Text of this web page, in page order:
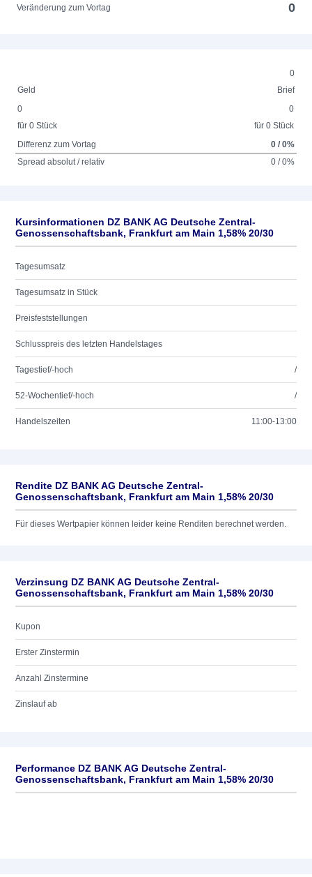
Veränderung zum Vortag 0
0
Geld
Brief
0
für 0 Stück
0
für 0 Stück
Differenz zum Vortag
0 / 0%
Spread absolut / relativ
0 / 0%
Kursinformationen DZ BANK AG Deutsche Zentral-
Genossenschaftsbank, Frankfurt am Main 1,58% 20/30
Tagesumsatz
Tagesumsatz in Stück
Preisfeststellungen
Schlusspreis des letzten Handelstages
Tagestief/-hoch /
52-Wochentief/-hoch /
Handelszeiten 11:00-13:00
Rendite DZ BANK AG Deutsche Zentral-
Genossenschaftsbank, Frankfurt am Main 1,58% 20/30
Für dieses Wertpapier können leider keine Renditen berechnet werden.
Verzinsung DZ BANK AG Deutsche Zentral-
Genossenschaftsbank, Frankfurt am Main 1,58% 20/30
Kupon
Erster Zinstermin
Anzahl Zinstermine
Zinslauf ab
Performance DZ BANK AG Deutsche Zentral-
Genossenschaftsbank, Frankfurt am Main 1,58% 20/30